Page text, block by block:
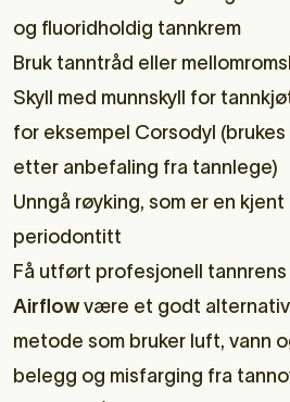
og fluoridholdig tannkrem
Bruk tanntråd eller
Skyll med munnskyll for
for eksempel Corsodyl
etter anbefaling fra tannlege)
Unngå røyking, som er en
periodontitt
Få utført profesjonell tannrens
Airflow være et godt alternativ
metode som bruker luft, vann
belegg og misfarging fra